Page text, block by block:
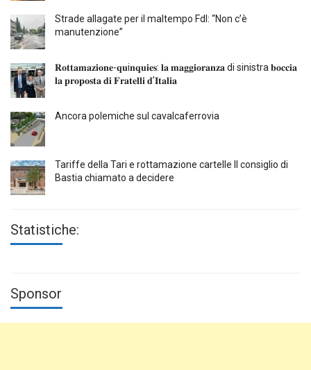
Strade allagate per il maltempo FdI: “Non c’è
manutenzione”
𝐑𝐨𝐭𝐭𝐚𝐦𝐚𝐳𝐢𝐨𝐧𝐞-𝐪𝐮i𝐧𝐪𝐮𝐢𝐞𝐬: 𝐥𝐚 𝐦𝐚𝐠𝐠𝐢𝐨𝐫𝐚𝐧𝐳𝐚 di sinistra 𝐛𝐨𝐜𝐜𝐢𝐚
𝐥𝐚 𝐩𝐫𝐨𝐩𝐨𝐬𝐭𝐚 𝐝𝐢 𝐅𝐫𝐚𝐭𝐞𝐥𝐥𝐢 𝐝’𝐈𝐭𝐚𝐥𝐢𝐚
Ancora polemiche sul cavalcaferrovia
Tariffe della Tari e rottamazione cartelle Il consiglio di
Bastia chiamato a decidere
Statistiche:
Sponsor